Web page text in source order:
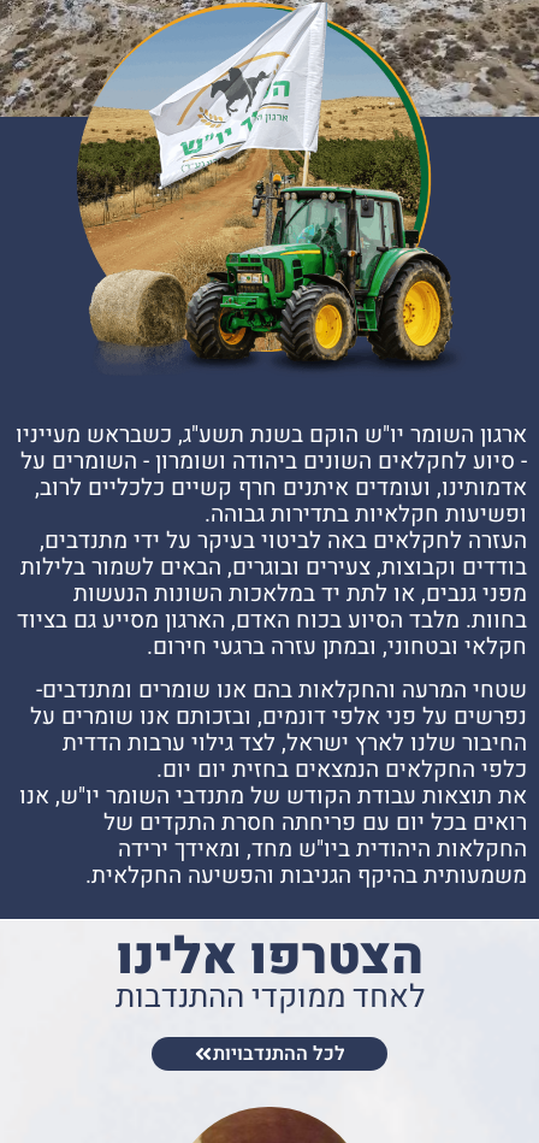
ארגון השומר יו"ש הוקם בשנת תשע"ג, כשבראש מעייניו
- סיוע לחקלאים השונים ביהודה ושומרון - השומרים על
אדמותינו, ועומדים איתנים חרף קשיים כלכליים לרוב,
ופשיעות חקלאיות בתדירות גבוהה.
העזרה לחקלאים באה לביטוי בעיקר על ידי מתנדבים,
בודדים וקבוצות, צעירים ובוגרים, הבאים לשמור בלילות
מפני גנבים, או לתת יד במלאכות השונות הנעשות
בחוות. מלבד הסיוע בכוח האדם, הארגון מסייע גם בציוד
חקלאי ובטחוני, ובמתן עזרה ברגעי חירום.
שטחי המרעה והחקלאות בהם אנו שומרים ומתנדבים-
נפרשים על פני אלפי דונמים, ובזכותם אנו שומרים על
החיבור שלנו לארץ ישראל, לצד גילוי ערבות הדדית
כלפי החקלאים הנמצאים בחזית יום יום.
את תוצאות עבודת הקודש של מתנדבי השומר יו"ש, אנו
רואים בכל יום עם פריחתה חסרת התקדים של
החקלאות היהודית ביו"ש מחד, ומאידך ירידה
משמעותית בהיקף הגניבות והפשיעה החקלאית.
הצטרפו אלינו
לאחד ממוקדי ההתנדבות
לכל ההתנדבויות